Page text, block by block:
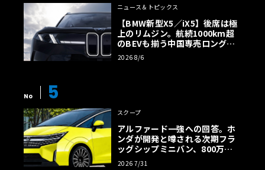
ニュース＆トピックス
【BMW新型X5／iX5】後席は極
上のリムジン。航続1000km超
のBEVも揃う中国専売ロング仕
様の全貌
2026 8/6
No 5
スクープ
アルファード一強への回答。ホ
ンダが開発と噂される次期フラ
ッグシップミニバン、800万円
超の勝算【予想CG】
2026 7/31